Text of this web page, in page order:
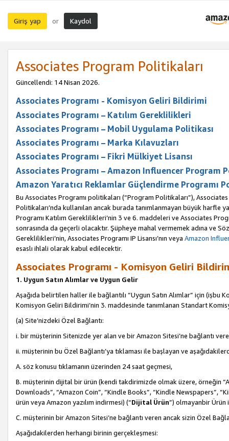
Giriş yap or Kaydol
Associates Program Politikaları
Güncellendi: 14 Nisan 2026.
Associates Programı - Komisyon Geliri Bildirimi
Associates Programı – Katılım Gereklilikleri
Associates Programı – Mobil Uygulama Politikası
Associates Programı – Marka Kılavuzları
Associates Programı – Fikri Mülkiyet Lisansı
Associates Programı – Amazon Influencer Program
Amazon Yaratıcı Reklamlar Güçlendirme Programı
Bu Associates Programı politikaları (“Program Politikaları”),
Politikaları’nda kullanılan ancak burada tanımlanmayan büyük harfle
Programı Katılım Gereklilikleri’nin 3 ve 6. maddeleri ve Associates
sonrasında da geçerli olacaktır. Şüpheye mahal vermemek adına ve
Gereklilikleri’nin, Associates Programı IP Lisansı’nın veya Amazon
esaslı ihlali olarak kabul edilecektir.
Associates Programı - Komisyon Geliri
1. Uygun Satın Alımlar ve Uygun Gelir
Aşağıda belirtilen haller ile bağlantılı “Uygun Satın Alımlar” için
Komisyon Geliri Bildirimi’nin 3. maddesinde tanımlanan Standart
(a) Site’nizdeki Özel Bağlantı:
i. bir müşterinin Sitenizde yer alan ve bir Amazon Sitesi’ne bağlantı
ii. müşterinin bu Özel Bağlantı’ya tıklaması ile başlayan ve
A. söz konusu tıklamanın üzerinden 24 saat geçmesi,
B. müşterinin dijital bir ürün (kendi takdirimizde olmak üzere, örneğin
Downloads”, “Amazon Coin”, “Kindle Books”, “Kindle Newspapers”,
ürün veya Amazon yazılım indirmesi) (“Dijital Ürün”) olmayanbir Ürün
C. müşterinin bir Amazon Sitesi’ne bağlantı veren ancak sizin Özel
Aşağıdakilerden herhangi birinin gerçekleşmesi: